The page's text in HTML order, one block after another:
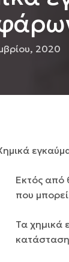
2020
Εκτός από
που
Τα χηµικά